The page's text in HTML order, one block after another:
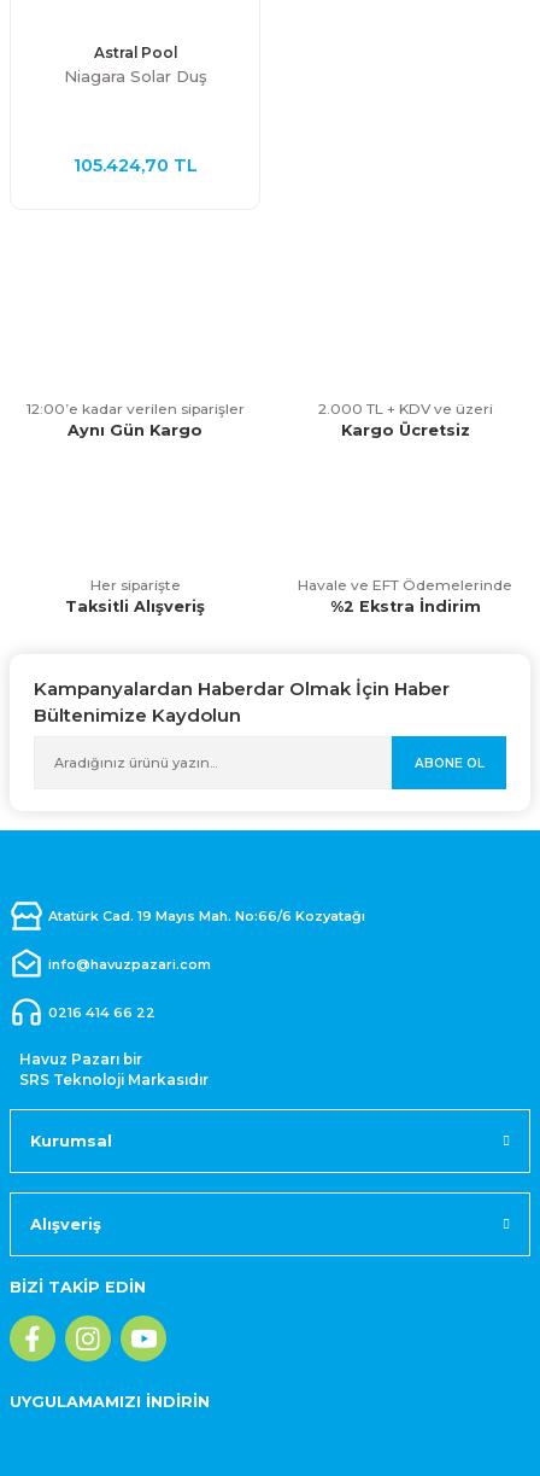
Astral Pool
Niagara Solar Duş
105.424,70 TL
12:00’e kadar verilen siparişler
Aynı Gün Kargo
2.000 TL + KDV ve üzeri
Kargo Ücretsiz
Her siparişte
Taksitli Alışveriş
Havale ve EFT Ödemelerinde
%2 Ekstra İndirim
Kampanyalardan Haberdar Olmak İçin Haber
Bültenimize Kaydolun
ABONE OL
Atatürk Cad. 19 Mayıs Mah. No:66/6 Kozyatağı
info@havuzpazari.com
0216 414 66 22
Havuz Pazarı bir
SRS Teknoloji Markasıdır
Kurumsal
Alışveriş
BİZİ TAKİP EDİN
UYGULAMAMIZI İNDİRİN